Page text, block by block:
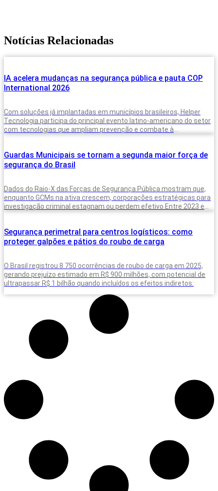
Notícias Relacionadas
IA acelera mudanças na segurança pública e pauta COP
International 2026
Com soluções já implantadas em municípios brasileiros, Helper
Tecnologia participa do principal evento latino-americano do setor
com tecnologias que ampliam prevenção e combate à
Guardas Municipais se tornam a segunda maior força de
segurança do Brasil
Dados do Raio-X das Forças de Segurança Pública mostram que,
enquanto GCMs na ativa crescem, corporações estratégicas para
investigação criminal estagnam ou perdem efetivo Entre 2023 e
Segurança perimetral para centros logísticos: como
proteger galpões e pátios do roubo de carga
O Brasil registrou 8.750 ocorrências de roubo de carga em 2025,
gerando prejuízo estimado em R$ 900 milhões, com potencial de
ultrapassar R$ 1 bilhão quando incluídos os efeitos indiretos: